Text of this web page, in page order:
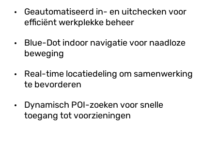
Geautomatiseerd in- en uitchecken voor
efficiënt werkplekke beheer
Blue-Dot indoor navigatie voor naadloze
beweging
Real-time locatiedeling om samenwerking
te bevorderen
Dynamisch POI-zoeken voor snelle
toegang tot voorzieningen